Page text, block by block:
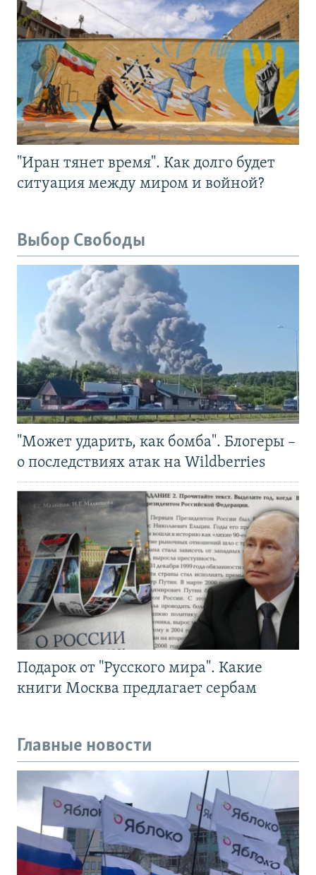
"Иран тянет время". Как долго будет
ситуация между миром и войной?
Выбор Свободы
"Может ударить, как бомба". Блогеры –
о последствиях атак на Wildberries
Подарок от "Русского мира". Какие
книги Москва предлагает сербам
Главные новости